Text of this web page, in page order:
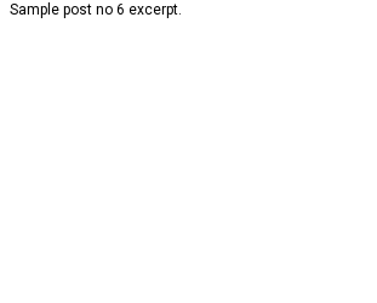
Sample post no 6 excerpt.